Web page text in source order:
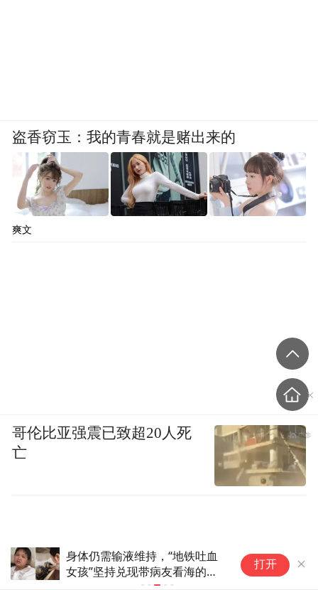
来自月球背面的岩石正在改写月
球历史
打开
盗香窃玉：我的青春就是赌出来的
爽文
哥伦比亚强震已致超20人死
亡